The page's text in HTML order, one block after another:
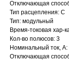
Отключающая
Тип расцепления: C
Тип: модульный
Время-токовая хар-
Кол-во полюсов: 3
Номинальный ток, А:
Отключающая